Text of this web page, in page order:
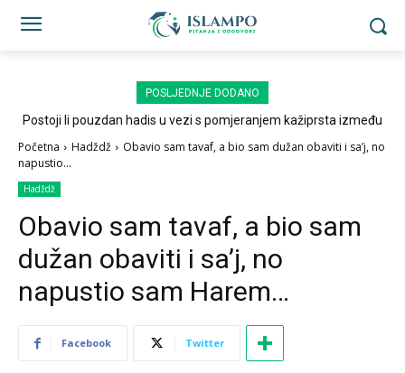
POSLJEDNJE DODANO
Postoji li pouzdan hadis u vezi s pomjeranjem kažiprsta između
Početna Hadždž
Obavio sam tavaf, a bio sam dužan obaviti i sa’j, no
napustio...
Hadždž
Obavio sam tavaf, a bio sam
dužan obaviti i sa’j, no
napustio sam Harem…
Facebook Twitter